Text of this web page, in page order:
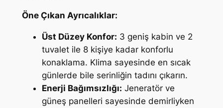
Öne Çıkan Ayrıcalıklar:
Üst Düzey Konfor: 3 geniş kabin ve 2
tuvalet ile 8 kişiye kadar konforlu
konaklama. Klima sayesinde en sıcak
günlerde bile serinliğin tadını çıkarın.
Enerji Bağımsızlığı: Jeneratör ve
güneş panelleri sayesinde demirliyken